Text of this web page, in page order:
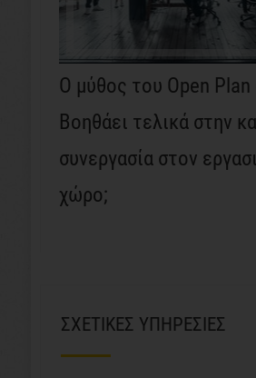
Ο μύθος του Open
Βοηθάει τελικά στην
συνεργασία στον
χώρο;
ΣΧΕΤΙΚΕΣ ΥΠΗΡΕΣΙΕΣ